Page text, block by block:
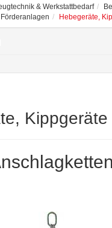
& Werkstattbedarf
Förderanlagen Hebegeräte,
Kippgeräte